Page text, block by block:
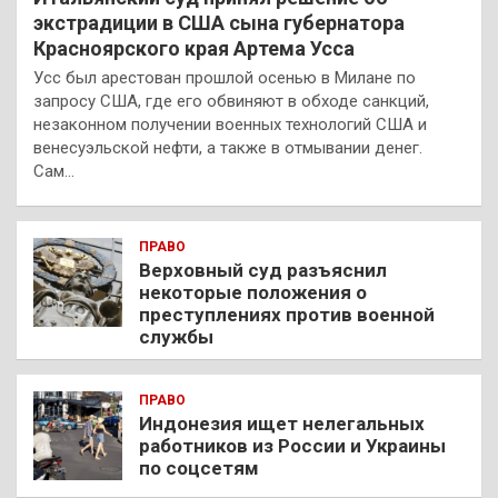
экстрадиции в США сына губернатора
Красноярского края Артема Усса
Усс был арестован прошлой осенью в Милане по
запросу США, где его обвиняют в обходе санкций,
незаконном получении военных технологий США и
венесуэльской нефти, а также в отмывании денег.
Сам…
ПРАВО
Верховный суд разъяснил
некоторые положения о
преступлениях против военной
службы
ПРАВО
Индонезия ищет нелегальных
работников из России и Украины
по соцсетям